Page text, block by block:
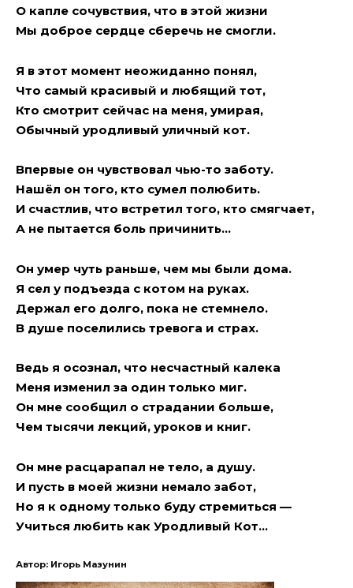
О капле сочувствия, что в этой жизни
Мы доброе сердце сберечь не смогли.
Я в этот момент неожиданно понял,
Что самый красивый и любящий тот,
Кто смотрит сейчас на меня, умирая,
Обычный уродливый уличный кот.
Впервые он чувствовал чью-то заботу.
Нашёл он того, кто сумел полюбить.
И счастлив, что встретил того, кто смягчает,
А не пытается боль причинить…
Он умер чуть раньше, чем мы были дома.
Я сел у подъезда с котом на руках.
Держал его долго, пока не стемнело.
В душе поселились тревога и страх.
Ведь я осознал, что несчастный калека
Меня изменил за один только миг.
Он мне сообщил о страдании больше,
Чем тысячи лекций, уроков и книг.
Он мне расцарапал не тело, а душу.
И пусть в моей жизни немало забот,
Но я к одному только буду стремиться —
Учиться любить как Уродливый Кот…
Автор: Игорь Мазунин